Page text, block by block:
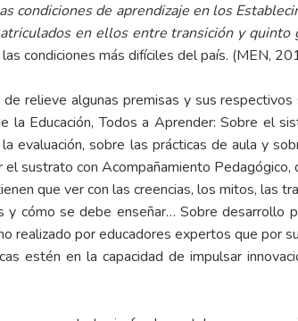
condiciones de aprendizaje en los
en ellos entre transición y quinto
condiciones más difíciles del país. (MEN,
relieve algunas premisas y sus
la Educación, Todos a Aprender: Sobre el
evaluación, sobre las prácticas de aula y
sustrato con Acompañamiento Pedagógico,
que ver con las creencias, los mitos, las
cómo se debe enseñar… Sobre desarrollo
realizado por educadores expertos que por
estén en la capacidad de impulsar